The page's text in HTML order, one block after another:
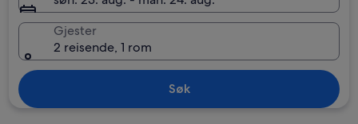
Gjester
2 reisende, 1 rom
Søk